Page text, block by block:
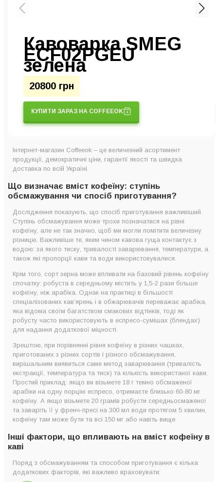
Кавоварка SMEG
ECF02PGEU
зелена
20800 грн
КУПИТИ ЗАРАЗ НА COFFEEOK
Інтернет-магазин Coffeeok – це величезний асортимент
продукції, демократичні ціни, гарантії якості та швидка
доставка по всій Україні.
Що визначає вміст кофеїну: ступінь
обсмажування чи спосіб приготування?
Дослідження показують, що спосіб приготування важливіший.
Ступінь обсмажування може трохи позначатися на рівні
кофеїну, але не так значно, щоб ми могли помітити величезну
різницю. Важливіше те, яким чином кавова гуща контактує з
водою: за якого тиску, тривалості заварювання, температури, а
також які пропорції кави та води використовувалися.
Крім того, сорт зерна може впливати на базовий рівень кофеїну
спочатку: робуста в середньому містить у 1,5-2 рази більше
кофеїну, ніж арабіка. Однак на практиці в більшості
спеціалізованих кав’ярень і в обжарювачів переважає арабіка,
яка відома своїм багатством смакових відтінків, тоді як
робусту часто використовують в еспресо-сумішах (блендах)
для надання додаткової міцності.
Зрештою, при порівнянні рівня кофеїну в різних чашках,
приготованих з різних сортів і різного обсмажування,
вирішальним виявиться саме метод заварювання (тривалість
екстракції, температура та тиск) та кількість використаної кави.
Простий приклад: якщо ви візьмете 18 г темно обсмаженої
арабіки на одну порцію еспресо, отримаєте близько 60-80 мг
кофеїну. А якщо візьмете 20 грамів робусти середньосмаженої
та заваріть її у френч-пресі на 300 мл води протягом 5 хвилин,
кофеїну там може бути та всі 150 мг або навіть вище.
Інші фактори, що впливають на вміст кофеїну в
каві
Поряд з обсмажуванням та способом приготування є кілька
додаткових факторів, які важливо враховувати: